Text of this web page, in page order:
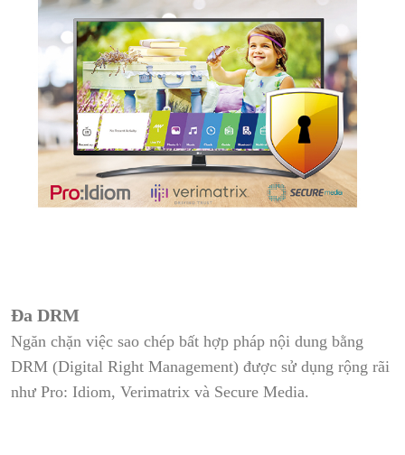
Đa DRM
Ngăn chặn việc sao chép bất hợp pháp nội dung bằng
DRM (Digital Right Management) được sử dụng rộng rãi
như Pro: Idiom, Verimatrix và Secure Media.